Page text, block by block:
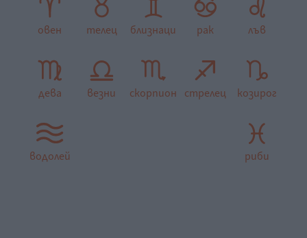
овен телец близнаци рак лъв
дева везни скорпион стрелец козирог
водолей риби